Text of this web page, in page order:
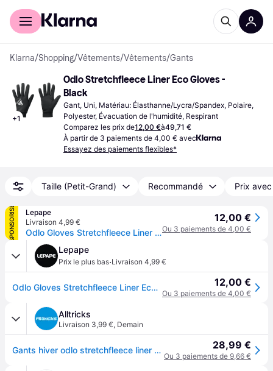
Acheter avec Klarna
Klarna/Shopping/Vêtements/Vêtements/Gants
+1
Odlo Stretchfleece Liner Eco Gloves -
Black
Gant, Uni, Matériau: Élasthanne/Lycra/Spandex, Polaire,
Polyester, Évacuation de l'humidité, Respirant
Comparez les prix de12,00 €à49,71 €
À partir de 3 paiements de 4,00 € avec
Essayez des paiements flexibles*
Taille (Petit-Grand) Recommandé Prix
SPONSORISÉ
Lepape
Livraison 4,99 €
Odlo Gloves Stretchfleece Liner Eco Zwart
12,00 €
Ou 3 paiements de 4,00 €
Lepape
Prix le plus bas·Livraison 4,99 €
Odlo Gloves Stretchfleece Liner Eco Zwart 12,00 €
Ou 3 paiements de 4,00 €
Alltricks
Livraison 3,99 €, Demain
Gants hiver odlo stretchfleece liner eco noir 28,99 €
Ou 3 paiements de 9,66 €